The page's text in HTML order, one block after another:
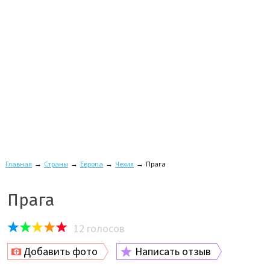
Главная → Страны → Европа → Чехия → Прага
Прага
12 голосов
Добавить фото
Написать отзыв